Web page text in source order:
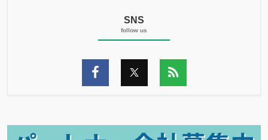
SNS